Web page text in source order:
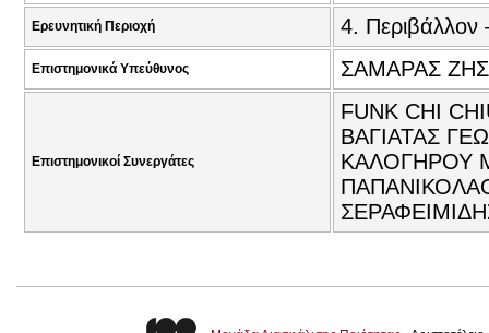
Ερευνητική Περιοχή 4. Περιβάλλον
Επιστημονικά Υπεύθυνος ΣΑΜΑΡΑΣ
Επιστημονικοί Συνεργάτες
FUNK CHI
ΒΑΓΙΑΤΑΣ
ΚΑΛΟΓΗΡΟΥ